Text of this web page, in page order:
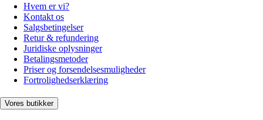
Hvem er vi?
Kontakt os
Salgsbetingelser
Retur & refundering
Juridiske oplysninger
Betalingsmetoder
Priser og forsendelsesmuligheder
Fortrolighedserklæring
Vores butikker